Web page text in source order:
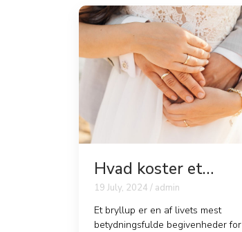
Hvad koster et
bryllup?
19 July, 2024 / admin
Et bryllup er en af livets mest
betydningsfulde begivenheder for